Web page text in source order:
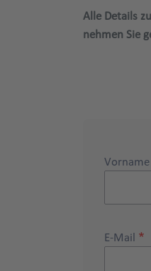
Alle Details
nehmen Sie
Vorname
E-Mail